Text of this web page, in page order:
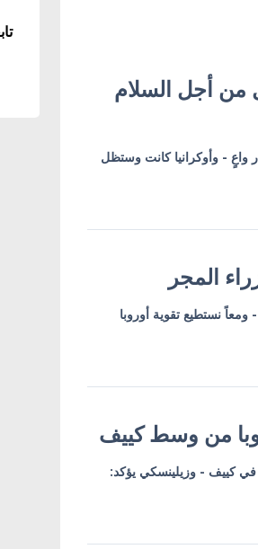
من أجل السلام
واعٍ - وأوكرانيا كانت وستظل
المجر
نستطيع تقوية أوروبا
من وسط كييف
في كييف - وزيلينسكي يؤكد: